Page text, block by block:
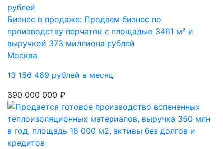
Бизнес в продаже: Продаем бизнес по
производству перчаток с площадью 3461 м² и
выручкой 373 миллиона рублей
Москва
13 156 489 рублей в месяц
390 000 000 ₽